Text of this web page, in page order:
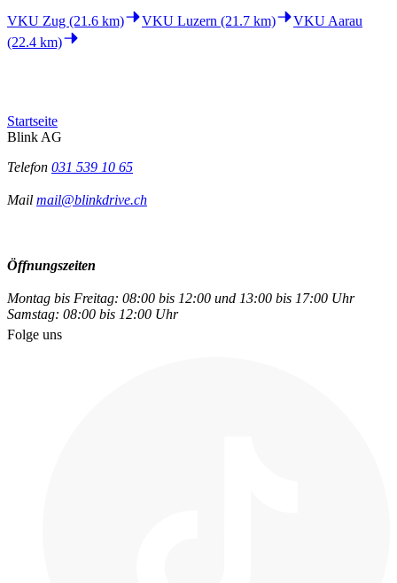
VKU Zug (21.6 km) VKU Luzern (21.7 km)
VKU Aarau
(22.4 km)
Startseite
Blink AG
Telefon 031 539 10 65
Mail mail@blinkdrive.ch
Öffnungszeiten
Montag bis Freitag: 08:00 bis 12:00 und 13:00 bis 17:00 Uhr
Samstag: 08:00 bis 12:00 Uhr
Folge uns